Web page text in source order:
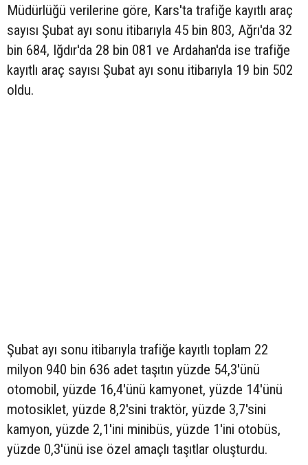
Müdürlüğü verilerine göre, Kars'ta trafiğe kayıtlı araç
sayısı Şubat ayı sonu itibarıyla 45 bin 803, Ağrı'da 32
bin 684, Iğdır'da 28 bin 081 ve Ardahan'da ise trafiğe
kayıtlı araç sayısı Şubat ayı sonu itibarıyla 19 bin 502
oldu.
Şubat ayı sonu itibarıyla trafiğe kayıtlı toplam 22
milyon 940 bin 636 adet taşıtın yüzde 54,3'ünü
otomobil, yüzde 16,4'ünü kamyonet, yüzde 14'ünü
motosiklet, yüzde 8,2'sini traktör, yüzde 3,7'sini
kamyon, yüzde 2,1'ini minibüs, yüzde 1'ini otobüs,
yüzde 0,3'ünü ise özel amaçlı taşıtlar oluşturdu.